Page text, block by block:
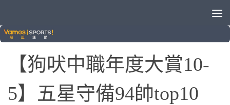
中華職棒 / 棒球
【狗吠中職年度大賞10-
5】五星守備94帥top10